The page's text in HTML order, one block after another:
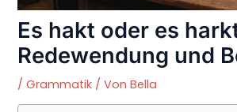
Es hakt oder es
Redewendung und
/Grammatik / VonBella